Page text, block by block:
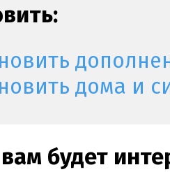
дома и
будет